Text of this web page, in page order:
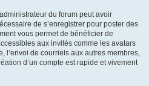
du forum peut avoir
de s’enregistrer pour poster des
vous permet de bénéficier de
aux invités comme les avatars
l’envoi de courriels aux autres membres,
d’un compte est rapide et vivement